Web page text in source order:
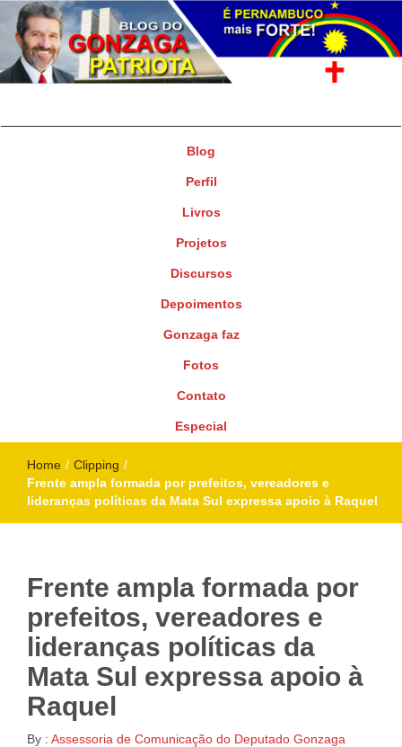
Blog
Perfil
Livros
Projetos
Discursos
Depoimentos
Gonzaga faz
Fotos
Contato
Especial
Home / Clipping /
Frente ampla formada por prefeitos, vereadores e
lideranças políticas da Mata Sul expressa apoio à Raquel
Frente ampla formada por
prefeitos, vereadores e
lideranças políticas da
Mata Sul expressa apoio à
Raquel
By : Assessoria de Comunicação do Deputado Gonzaga